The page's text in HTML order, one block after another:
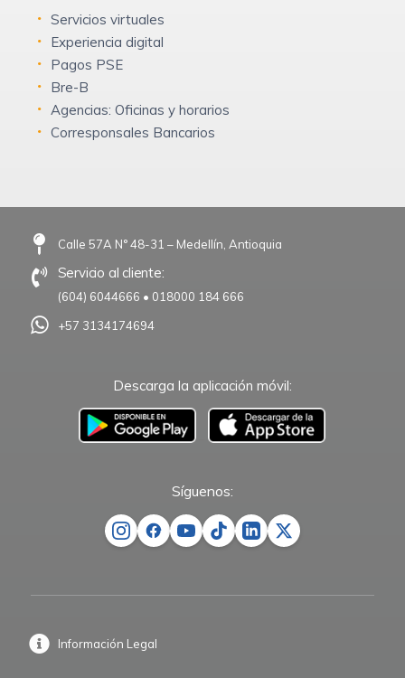
Servicios virtuales
Experiencia digital
Pagos PSE
Bre-B
Agencias: Oficinas y horarios
Corresponsales Bancarios
Calle 57A N° 48-31 – Medellín, Antioquia
Servicio al cliente:
(604) 6044666 • 018000 184 666
+57 3134174694
Descarga la aplicación móvil:
–
Síguenos:
Información Legal